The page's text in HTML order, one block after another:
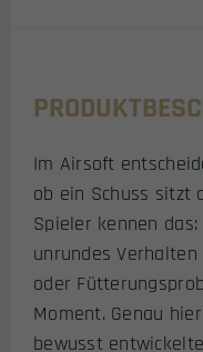
Im Airsoft
ob ein Schuss sitzt
Spieler kennen
unrundes
oder
Moment. Genau
bewusst